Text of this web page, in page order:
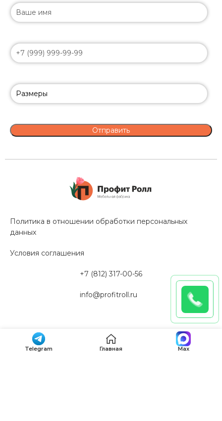
Политика в отношении обработки персональных
данных
Условия соглашения
+7 (812) 317-00-56
info@profitroll.ru
Пн-Вс: с 10:00 до 20:00
Главная
Telegram Max